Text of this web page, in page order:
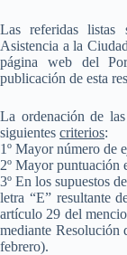
Las referidas
Asistencia a la
página web del
publicación de esta
La ordenación de
siguientes criterios:
1º Mayor número de
2º Mayor puntuación
3º En los supuestos
letra “E” resultante
artículo 29 del
mediante Resolución
febrero).